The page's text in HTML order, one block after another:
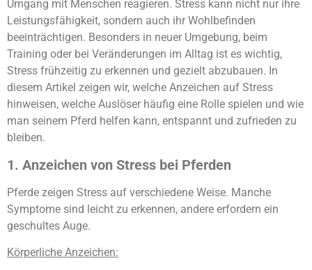
Umgang mit Menschen reagieren. Stress kann nicht nur ihre
Leistungsfähigkeit, sondern auch ihr Wohlbefinden
beeinträchtigen. Besonders in neuer Umgebung, beim
Training oder bei Veränderungen im Alltag ist es wichtig,
Stress frühzeitig zu erkennen und gezielt abzubauen. In
diesem Artikel zeigen wir, welche Anzeichen auf Stress
hinweisen, welche Auslöser häufig eine Rolle spielen und wie
man seinem Pferd helfen kann, entspannt und zufrieden zu
bleiben.
1. Anzeichen von Stress bei Pferden
Pferde zeigen Stress auf verschiedene Weise. Manche
Symptome sind leicht zu erkennen, andere erfordern ein
geschultes Auge.
Körperliche Anzeichen: